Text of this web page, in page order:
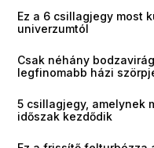
Ez a 6 csillagjegy most
univerzumtól
Csak néhány
legfinomabb házi
5 csillagjegy, amelynek
időszak kezdődik